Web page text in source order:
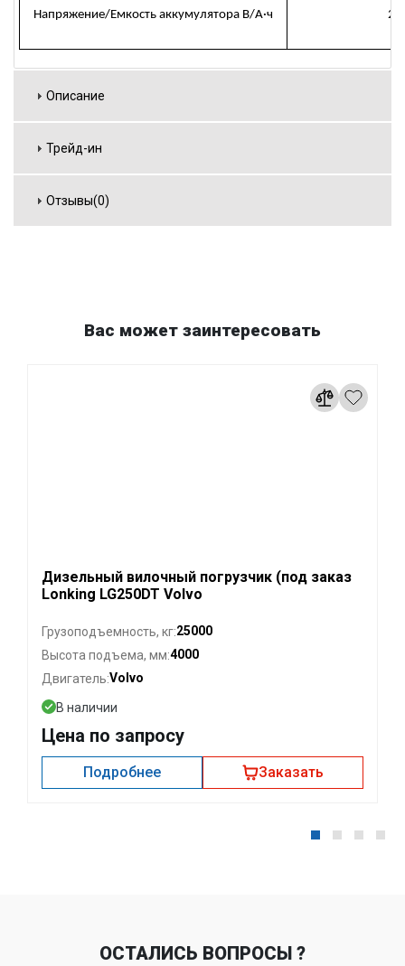
Напряжение/Емкость аккумулятора В/А·ч
Описание
Трейд-ин
Отзывы(0)
Вас может заинтересовать
Дизельный вилочный погрузчик (под заказ
Lonking LG250DT Volvo
Грузоподъемность, кг:25000
Высота подъема, мм:4000
Двигатель:Volvo
В наличии
Цена по запросу
Подробнее Заказать
ОСТАЛИСЬ ВОПРОСЫ ?